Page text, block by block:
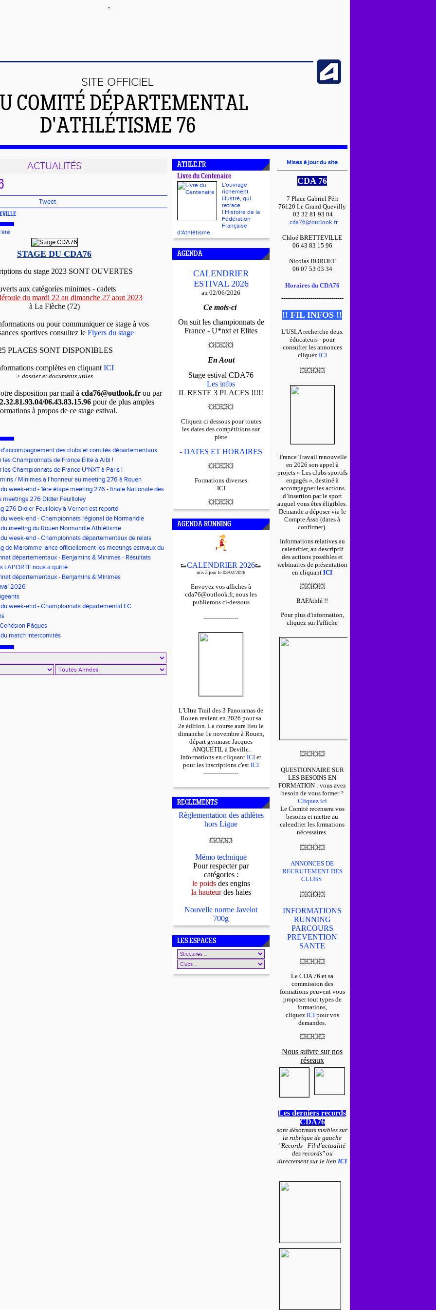
SITE OFFICIEL
COMITÉ DÉPARTEMENTAL
D'ATHLÉTISME 76
ACTUALITÉS
Tweet
STAGE DU CDA76
du stage 2023 SONT OUVERTES
aux catégories minimes - cadets
du mardi 22 au dimanche 27 aout 2023
à La Flèche (72)
ou pour communiquer ce stage à vos
sportives consultez le Flyers du stage
PLACES SONT DISPONIBLES
complètes en cliquant ICI
> dossier et documents utiles
disposition par mail à cda76@outlook.fr ou par
06.43.83.15.96pour de plus amples
à propos de ce stage estival.
des clubs et comités départementaux
de volontaires au service civique
les Championnats de France Élite à Albi !
les Championnats de France U*NXT à Paris !
/ Minimes à l'honneur au meeting 276 à Rouen
week-end - 1ère étape meeting 276 - finale Nationale des
- Pré-France CJESM
meetings 276 Didier Feuilloley
276 Didier Feuilloley à Vernon est reporté
week-end - Championnats régional de Normandie
meeting du Rouen Normandie Athlétisme
week-end - Championnats départementaux de relais
départementale des triathlons poussins
de Maromme lance officiellement les meetings estivaux du
départementaux - Benjamins & Minimes - Résultats
LAPORTE nous a quitté
départementaux - Benjamins & Minimes
2026
week-end - Championnats départemental EC
Minimes - EO Adultes
Pâques
match Intercomités
ATHLE.FR
Livre du Centenaire
L'ouvrage
richement
illustré, qui
retrace
l’Histoire de la
Fédération
Française
d'Athlétisme.
AGENDA
CALENDRIER
ESTIVAL 2026
au 02/06/2026
Ce mois-ci
On suit les championnats de
France - U*nxt et Elites
💥💥💥💥
En Aout
Stage estival CDA76
Les infos
IL RESTE 3 PLACES !!!!!
💥💥💥💥
Cliquez ci dessous pour toutes
les dates des compétitions sur
piste
- DATES ET HORAIRES
💥💥💥💥
Formations diverses
ICI
💥💥💥💥
AGENDA RUNNING
👟CALENDRIER 2026👟
mis à jour le 03/02/2026
Envoyez vos affiches à
cda76@outlook.fr, nous les
publierons ci-dessous
------------------
L'Ultra Trail des 3 Panoramas de
Rouen revient en 2026 pour sa
2e édition. La course aura lieu le
dimanche 1e novembre à Rouen,
départ gymnase Jacques
ANQUETIL à Deville.
Informations en cliquant ICI et
pour les inscriptions c'est ICI
------------------
REGLEMENTS
Règlementation des athlètes
hors Ligue
💥💥💥💥
Mémo technique
Pour respecter par
catégories :
le poids des engins
la hauteurdes haies
Nouvelle norme Javelot
700g
LES ESPACES
Mises à jour du site
CDA 76
7 Place Gabriel Péri
76120 Le Grand Quevilly
02 32 81 93 04
cda76@outlook.fr
Chloé BRETTEVILLE
06 43 83 15 96
Nicolas BORDET
06 07 53 03 34
Horaires du CDA76
--------------------------------
!! FIL INFOS !!
L'USLA recherche deux
éducateurs - pour
consulter les annonces
cliquez ICI
💥💥💥💥
France Travail renouvelle
en 2026 son appel à
projets « Les clubs sportifs
engagés », destiné à
accompagner les actions
d’insertion par le sport
auquel vous êtes éligibles.
Demande a déposer via le
Compte Asso (dates à
confirmer).
Informations relatives au
calendrier, au descriptif
des actions possibles et
webinaires de présentation
en cliquant ICI
💥💥💥💥
BAFAthlé !!
Pour plus d'information,
cliquez sur l'affiche
💥💥💥💥
QUESTIONNAIRE SUR
LES BESOINS EN
FORMATION : vous avez
besoin de vous former ?
Cliquez ici
Le Comité recensera vos
besoins et mettre au
calendrier les formations
nécessaires.
💥💥💥💥
ANNONCES DE
RECRUTEMENT DES
CLUBS
💥💥💥💥
INFORMATIONS
RUNNING
PARCOURS
PREVENTION
SANTE
💥💥💥💥
Le CDA 76 et sa
commission des
formations peuvent vous
proposer tout types de
formations,
cliquez ICIpour vos
demandes.
💥💥💥💥
Nous suivre sur nos
réseaux
Les derniers records
CDA76
sont désormais visibles sur
la rubrique de gauche
"Records - Fil d'actualité
des records" ou
directement sur le lien ICI